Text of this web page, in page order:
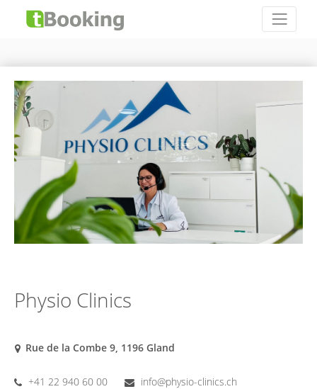
Physio Clinics
Rue de la Combe 9, 1196 Gland
+41 22 940 60 00
info@physio-clinics.ch